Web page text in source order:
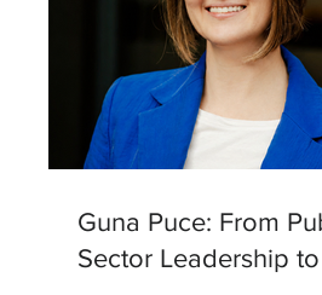
Guna Puce: From
Sector Leadership